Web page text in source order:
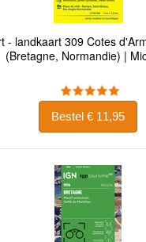
- landkaart 309 Cotes
(Bretagne, Normandie) |
Bestel € 11,95